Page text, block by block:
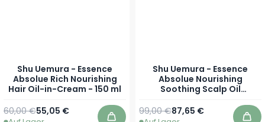
Shu Uemura - Essence
Absolue Rich Nourishing
Hair Oil-in-Cream - 150 ml
Sonderpreis
55,05 €
Regulärer Preis
60,00 €
Shu Uemura - Essence
Absolue Nourishing
Soothing Scalp Oil
Sonderpreis
87,65 €
Regulärer Preis
99,00 €